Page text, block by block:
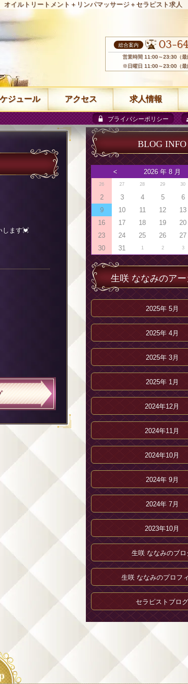
オイルトリートメント＋リンパマッサージ＋セラピスト求人
プライバシーポリシー
します💓
BLOG INFO
< 2026 年 8 月
26 27 28 29 30
2
3 4 5 6
9
10 11 12 13
16
17 18 19 20
23
24 25 26 27
30
31 1 2 3
生咲 ななみのア
2025年 5月
2025年 4月
2025年 3月
2025年 1月
2024年12月
2024年11月
2024年10月
2024年 9月
2024年 7月
2023年10月
生咲 ななみのブロ
生咲 ななみのプロフ
セラピストブログ
総合案内 03-
営業時間 11:00～23:30（最
※日曜日 11:00～23:00（最
ジュール アクセス 求人情報